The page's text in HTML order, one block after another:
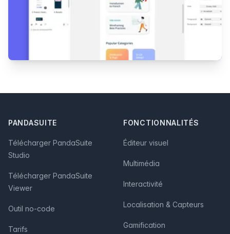
PANDASUITE
Télécharger PandaSuite
Studio
Télécharger PandaSuite
Viewer
Outil no-code
Tarifs
FONCTIONNALITÉS
Éditeur visuel
Multimédia
Interactivité
Localisation & Capteurs
Gamification